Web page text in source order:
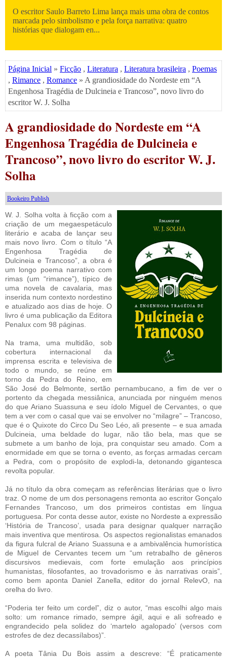
O escritor Saulo Barreto Lima lança mais uma obra de contos
marcada pelo simbolismo e pela força narrativa: quatro
histórias que dialogam en...
Página Inicial » Ficção , Literatura , Literatura brasileira , Poemas
, Rimance , Romance » A grandiosidade do Nordeste em “A
Engenhosa Tragédia de Dulcineia e Trancoso”, novo livro do
escritor W. J. Solha
A grandiosidade do Nordeste em “A
Engenhosa Tragédia de Dulcineia e
Trancoso”, novo livro do escritor W. J.
Solha
Bookeiro Publish
W. J. Solha volta à ficção com a
criação de um megaespetáculo
literário e acaba de lançar seu
mais novo livro. Com o título “A
Engenhosa Tragédia de
Dulcineia e Trancoso”, a obra é
um longo poema narrativo com
rimas (um “rimance”), típico de
uma novela de cavalaria, mas
inserida num contexto nordestino
e atualizado aos dias de hoje. O
livro é uma publicação da Editora
Penalux com 98 páginas.
Na trama, uma multidão, sob
cobertura internacional da
imprensa escrita e televisiva de
todo o mundo, se reúne em
torno da Pedra do Reino, em
São José do Belmonte, sertão pernambucano, a fim de ver o
portento da chegada messiânica, anunciada por ninguém menos
do que Ariano Suassuna e seu ídolo Miguel de Cervantes, o que
tem a ver com o casal que vai se envolver no “milagre” – Trancoso,
que é o Quixote do Circo Du Seo Léo, ali presente – e sua amada
Dulcineia, uma beldade do lugar, não tão bela, mas que se
submete a um banho de loja, pra conquistar seu amado. Com a
enormidade em que se torna o evento, as forças armadas cercam
a Pedra, com o propósito de explodi-la, detonando gigantesca
revolta popular.
Já no título da obra começam as referências literárias que o livro
traz. O nome de um dos personagens remonta ao escritor Gonçalo
Fernandes Trancoso, um dos primeiros contistas em língua
portuguesa. Por conta desse autor, existe no Nordeste a expressão
‘História de Trancoso’, usada para designar qualquer narração
mais inventiva que mentirosa. Os aspectos regionalistas emanados
da figura fulcral de Ariano Suassuna e a ambivalência humorística
de Miguel de Cervantes tecem um “um retrabalho de gêneros
discursivos medievais, com forte emulação aos princípios
humanistas, filosofantes, ao trovadorismo e às narrativas orais”,
como bem aponta Daniel Zanella, editor do jornal RelevO, na
orelha do livro.
“Poderia ter feito um cordel”, diz o autor, “mas escolhi algo mais
solto: um romance rimado, sempre ágil, aqui e ali sofreado e
engrandecido pela solidez do ‘martelo agalopado’ (versos com
estrofes de dez decassílabos)”.
A poeta Tânia Du Bois assim a descreve: “É praticamente